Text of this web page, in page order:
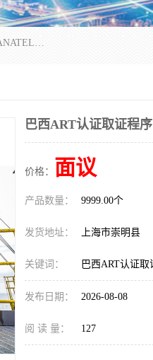
*是一家的测试、评估、检查与认机构，主要从事巴西NR10认证、NR12认证、NR13认证；ANATEL认证、INMTRO认证，欧盟CE认证：MD认证，PED认证，MID认证，ATEX认证，德国蓝色天使认证。
巴西ART认证取证程
价格： 面议
产品数量： 9999.00个
发货地址： 上海市崇明县
关键词： 巴西ART认证取
发布日期： 2026-08-08
阅 读 量： 127